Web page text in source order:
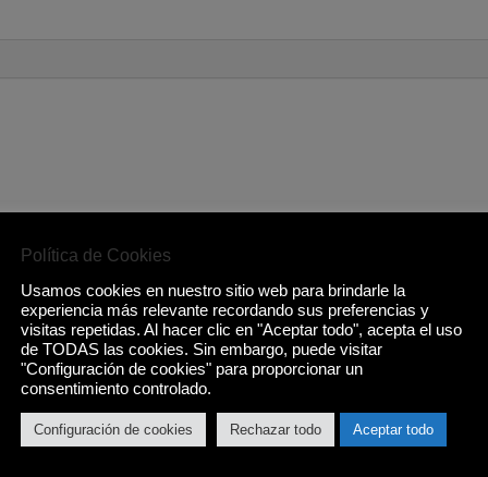
con resolución 3840 x 2160px.
Play Store, Aplicaciones-Google Assistant, Chromecast,
10W Speaker + 2x 8W, dbx-tv, Modo Multi-Audio.
sintonizador, Conector para auriculares, 2x USB 2.0,
AV), Ethernet LAN.
Política de Cookies
Usamos cookies en nuestro sitio web para brindarle la
experiencia más relevante recordando sus preferencias y
visitas repetidas. Al hacer clic en "Aceptar todo", acepta el uso
de TODAS las cookies. Sin embargo, puede visitar
"Configuración de cookies" para proporcionar un
consentimiento controlado.
Configuración de cookies Rechazar todo Aceptar todo